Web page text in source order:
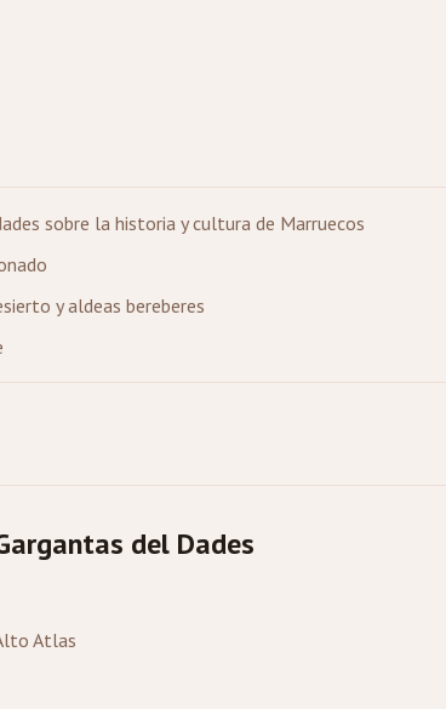
sobre la historia y cultura de Marruecos
y aldeas bereberes
del Dades
Atlas